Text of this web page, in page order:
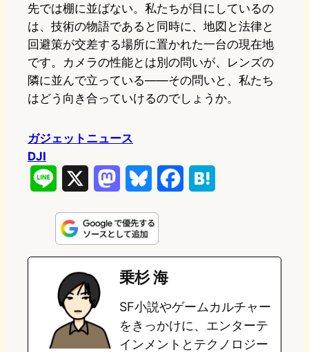
先では棚に並ばない。私たちが目にしているの
は、技術の物語であると同時に、地図と法律と
回避策が交差する場所に置かれた一台の現在地
です。カメラの性能とは別の問いが、レンズの
隣に並んで立っている——その問いと、私たち
はどう向き合っていけるのでしょうか。
ガジェットニュース
DJI
n
e
s
t
o
d
o
u
e
s
k
y
e
o
o
e
a
乗杉 海
SF小説やゲームカルチャー
をきっかけに、エンターテ
インメントとテクノロジー